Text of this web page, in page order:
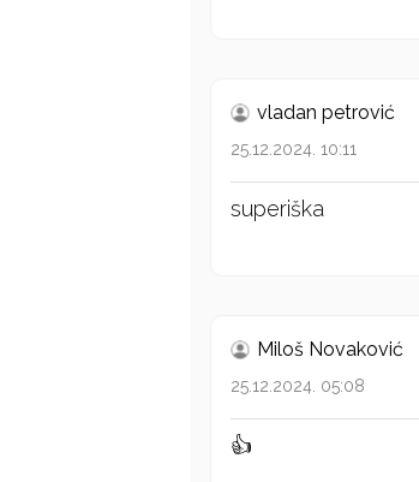
vladan petrović
25.12.2024. 10:11
superiška
Miloš Novaković
25.12.2024. 05:08
👍